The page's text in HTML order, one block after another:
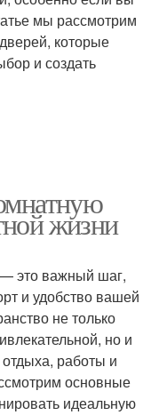
мы рассмотрим
которые
и создать
жизни
это важный шаг,
и удобство вашей
не только
но и
работы и
основные
идеальную